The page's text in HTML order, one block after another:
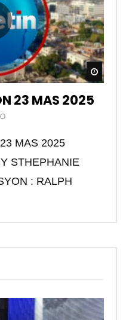
23 MAS 2025
MAS 2025
STHEPHANIE
: RALPH